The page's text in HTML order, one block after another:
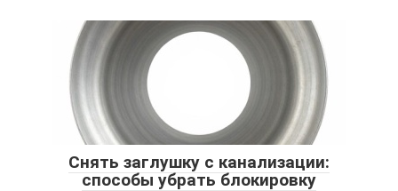
Снять заглушку с канализации:
способы убрать блокировку